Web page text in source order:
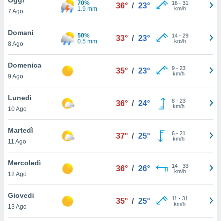
è
al sito
di
ci
di
il
un
la
nella
7 Ago
70%
1.9 mm
36° / 23° 16- 31
km/h
Domani
8 Ago
50%
0.5 mm
33° / 23° 14- 29
km/h
Domenica
9 Ago
35° / 23° 9- 23
km/h
Lunedì
10 Ago
36° / 24° 8- 23
km/h
Martedì
11 Ago
37° / 25° 6- 21
km/h
Mercoledì
12 Ago
36° / 26° 14- 33
km/h
Giovedi
13 Ago
35° / 25° 11 - 31
km/h